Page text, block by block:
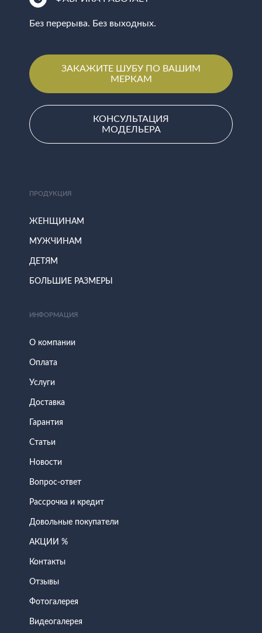
Без перерыва. Без выходных.
ЗАКАЖИТЕ ШУБУ ПО ВАШИМ
МЕРКАМ
КОНСУЛЬТАЦИЯ
МОДЕЛЬЕРА
ПРОДУКЦИЯ
ЖЕНЩИНАМ
МУЖЧИНАМ
ДЕТЯМ
БОЛЬШИЕ РАЗМЕРЫ
ИНФОРМАЦИЯ
О компании
Оплата
Услуги
Доставка
Гарантия
Статьи
Новости
Вопрос-ответ
Рассрочка и кредит
Довольные покупатели
АКЦИИ %
Контакты
Отзывы
Фотогалерея
Видеогалерея